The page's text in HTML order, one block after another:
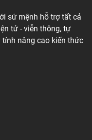
sứ mệnh hỗ trợ tất cả
tử - viễn thông, tự
nâng cao kiến thức